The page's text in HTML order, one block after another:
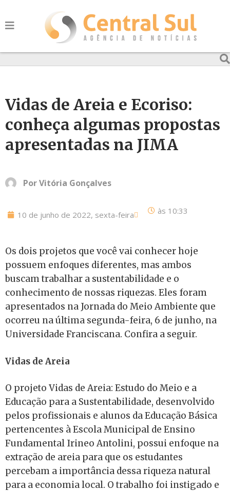
Vidas de Areia e Ecoriso:
conheça algumas propostas
apresentadas na JIMA
PorVitória Gonçalves
10 de junho de 2022, sexta-feira às 10:33
Os dois projetos que você vai conhecer hoje
possuem enfoques diferentes, mas ambos
buscam trabalhar a sustentabilidade e o
conhecimento de nossas riquezas. Eles foram
apresentados na Jornada do Meio Ambiente que
ocorreu na última segunda-feira, 6 de junho, na
Universidade Franciscana. Confira a seguir.
Vidas de Areia
O projeto Vidas de Areia: Estudo do Meio e a
Educação para a Sustentabilidade, desenvolvido
pelos profissionais e alunos da Educação Básica
pertencentes à Escola Municipal de Ensino
Fundamental Irineo Antolini, possui enfoque na
extração de areia para que os estudantes
percebam a importância dessa riqueza natural
para a economia local. O trabalho foi instigado e